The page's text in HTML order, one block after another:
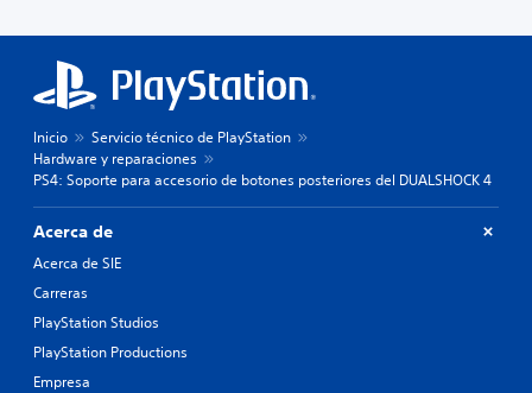
Inicio
Servicio técnico de PlayStation
Hardware y reparaciones
PS4: Soporte para accesorio de botones posteriores del DUALSHOCK 4
Acerca de
Acerca de SIE
Carreras
PlayStation Studios
PlayStation Productions
Empresa